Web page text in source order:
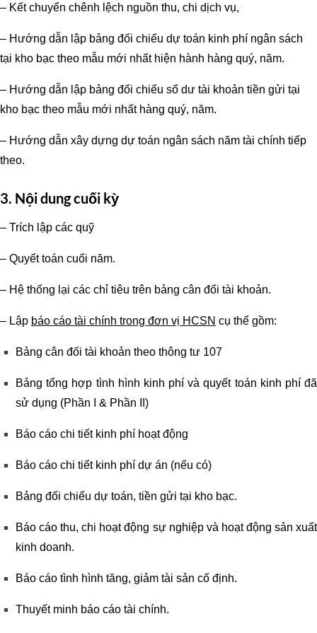
– Kết chuyển chênh lệch nguồn thu, chi dịch vụ,
– Hướng dẫn lập bảng đối chiếu dự toán kinh phí ngân sách
tại kho bạc theo mẫu mới nhất hiện hành hàng quý, năm.
– Hướng dẫn lập bảng đối chiếu số dư tài khoản tiền gửi tại
kho bạc theo mẫu mới nhất hàng quý, năm.
– Hướng dẫn xây dựng dự toán ngân sách năm tài chính tiếp
theo.
3. Nội dung cuối kỳ
– Trích lập các quỹ
– Quyết toán cuối năm.
– Hệ thống lại các chỉ tiêu trên bảng cân đối tài khoản.
– Lập báo cáo tài chính trong đơn vị HCSN cụ thể gồm:
Bảng cân đối tài khoản theo thông tư 107
Bảng tổng hợp tình hình kinh phí và quyết toán kinh phí đã
sử dụng (Phần I & Phần II)
Báo cáo chi tiết kinh phí hoạt động
Báo cáo chi tiết kinh phí dự án (nếu có)
Bảng đối chiếu dự toán, tiền gửi tại kho bạc.
Báo cáo thu, chi hoạt động sự nghiệp và hoạt động sản xuất
kinh doanh.
Báo cáo tình hình tăng, giảm tài sản cố định.
Thuyết minh báo cáo tài chính.